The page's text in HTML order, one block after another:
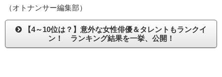
（オトナンサー編集部）
【4～10位は？】意外な女性俳優＆タレントもランクイ
ン！ ランキング結果を一挙、公開！